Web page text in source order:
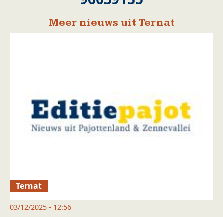
Meer nieuws uit Ternat
Ternat
03/12/2025 - 12:56